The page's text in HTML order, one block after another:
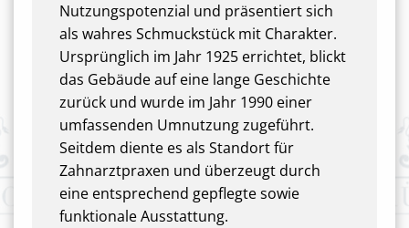
Nutzungspotenzial und präsentiert sich
als wahres Schmuckstück mit Charakter.
Ursprünglich im Jahr 1925 errichtet, blickt
das Gebäude auf eine lange Geschichte
zurück und wurde im Jahr 1990 einer
umfassenden Umnutzung zugeführt.
Seitdem diente es als Standort für
Zahnarztpraxen und überzeugt durch
eine entsprechend gepflegte sowie
funktionale Ausstattung.